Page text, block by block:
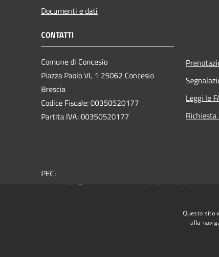
Documenti e dati
CONTATTI
Comune di Concesio
Piazza Paolo VI, 1 25062 Concesio
Brescia
Codice Fiscale: 00350520177
Partita IVA: 00350520177
PEC:
protocollo@pec.comune.concesio.brescia.it
Leggi le
Questo sito
alla